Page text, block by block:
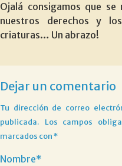
Ojalá consigamos que se
nuestros derechos y
criaturas… Un abrazo!
Dejar un comentario
Tu dirección de correo
publicada.
Los campos
marcados con*
Nombre*